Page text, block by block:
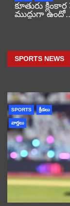
కూతురు
ముద్దుగా ఉందో..
SPORTS NEWS
SPORTS క్రీడలు
వార్తలు